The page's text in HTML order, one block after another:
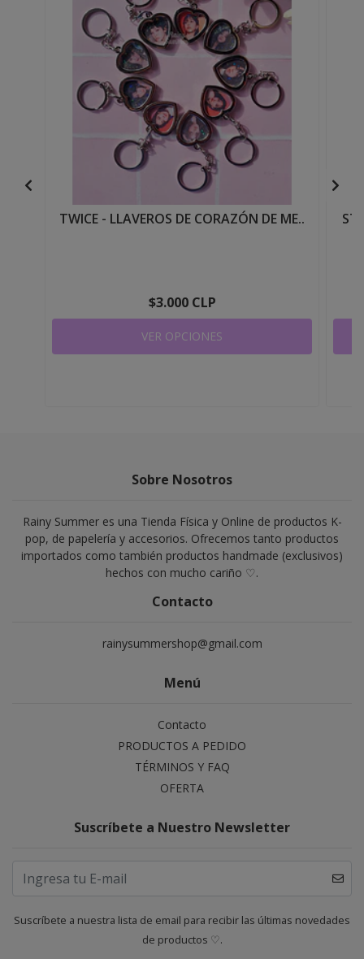
TWICE - LLAVEROS DE CORAZÓN DE ME..
$3.000 CLP
VER OPCIONES
Sobre Nosotros
Rainy Summer es una Tienda Física y Online de productos K-
pop, de papelería y accesorios. Ofrecemos tanto productos
importados como también productos handmade (exclusivos)
hechos con mucho cariño ♡.
Contacto
rainysummershop@gmail.com
Menú
Contacto
PRODUCTOS A PEDIDO
TÉRMINOS Y FAQ
OFERTA
Suscríbete a Nuestro Newsletter
Suscríbete a nuestra lista de email para recibir las últimas novedades
de productos ♡.